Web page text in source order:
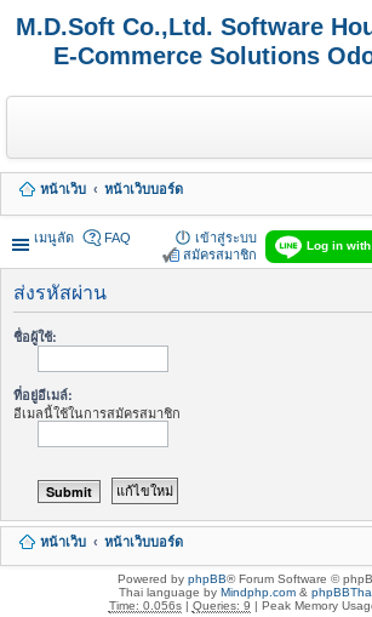
M.D.Soft Co.,Ltd. Software
E-Commerce Solutions
หน้าเว็บ
หน้าเว็บบอร์ด
เมนูลัด
Log in with
FAQ
เข้าสู่ระบบ
สมัครสมาชิก
ส่งรหัสผ่าน
ชื่อผู้ใช้:
ที่อยู่อีเมล์:
อีเมลนี้ใช้ในการสมัครสมาชิก
หน้าเว็บ หน้าเว็บบอร์ด
Powered by phpBB® Forum Software ©
Thai language by Mindphp.com&
Time: 0.056s| Queries: 9 | Peak Memory